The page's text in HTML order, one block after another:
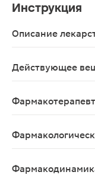
Инструкция
Описание
Действующее